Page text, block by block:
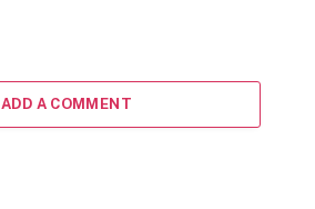
ADD A COMMENT